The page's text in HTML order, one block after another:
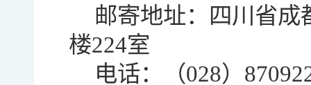
邮寄地址：四川省成
楼224室
电话：（028）